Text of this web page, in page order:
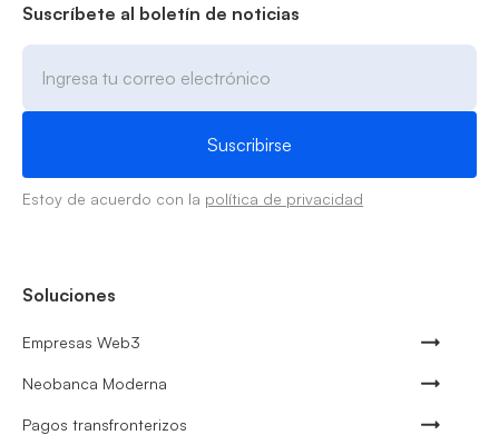
Suscríbete al boletín de noticias
Estoy de acuerdo con la política de privacidad
Soluciones
Empresas Web3
Neobanca Moderna
Pagos transfronterizos